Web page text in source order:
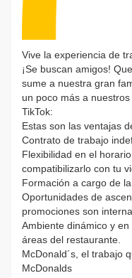
Vive la experiencia de
¡Se buscan amigos!
sume a nuestra gran
un poco más a
TikTok:
Estas son las ventajas
Contrato de trabajo
Flexibilidad en el
compatibilizarlo con tu
Formación a cargo de
Oportunidades de
promociones son
Ambiente dinámico y
áreas del restaurante.
McDonald´s, el trabajo
McDonalds